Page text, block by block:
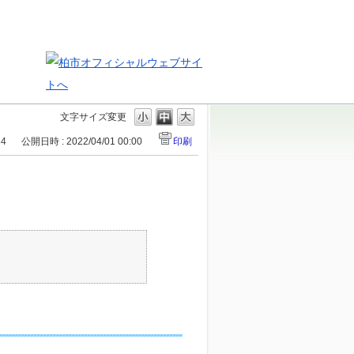
文字サイズ変更
公開日時 : 2022/04/01 00:00 印刷